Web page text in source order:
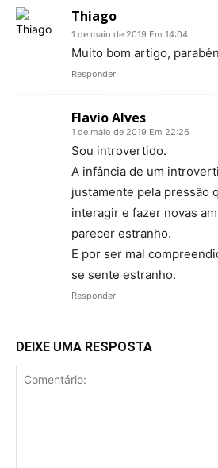
Thiago
1 de maio de 2019 Em 14:04
Muito bom artigo,
Responder
Flavio Alves
1 de maio de 2019 Em 22:26
Sou introvertido.
A infância de um
justamente pela pressão
interagir e fazer novas
parecer estranho.
E por ser mal
se sente estranho.
Responder
DEIXE UMA RESPOSTA